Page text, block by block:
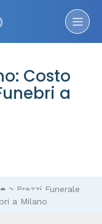
Costo
a
> Prezzi Funerale
a Milano